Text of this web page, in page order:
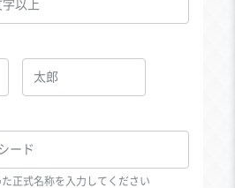
正式名称を入力してください